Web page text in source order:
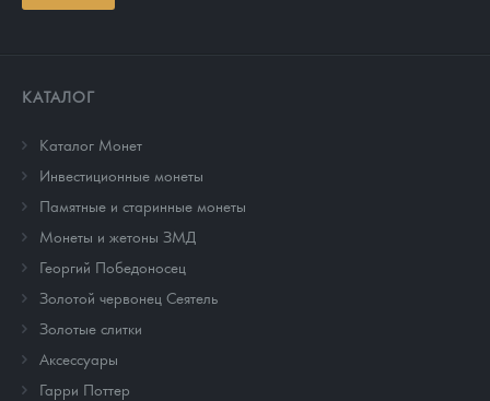
КАТАЛОГ
Каталог Монет
Инвестиционные монеты
Памятные и старинные монеты
Монеты и жетоны ЗМД
Георгий Победоносец
Золотой червонец Сеятель
Золотые слитки
Аксессуары
Гарри Поттер